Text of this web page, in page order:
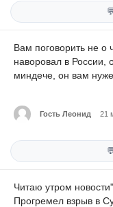
Вам поговорить не о
наворовал в России,
миндече, он вам
Гость Леонид 21
Читаю утром
Прогремел взрыв в